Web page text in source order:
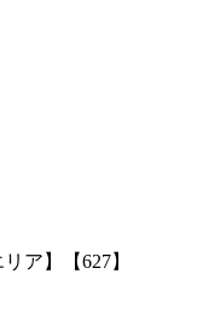
ア】【627】